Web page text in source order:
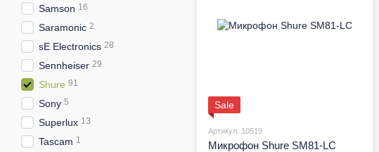
Sale
Артикул: 10519
Микрофон Shure SM81-LC
Samson 16
Saramonic 2
sE Electronics 28
Sennheiser 29
Shure 91
Sony 5
Superlux 13
Tascam 1